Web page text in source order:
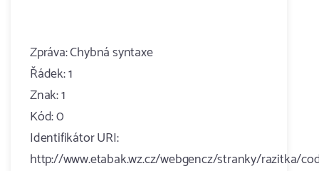
Zpráva: Chybná syntaxe
Řádek: 1
Znak: 1
Kód: 0
Identifikátor URI:
http://www.etabak.wz.cz/webgencz/stranky/razitka/